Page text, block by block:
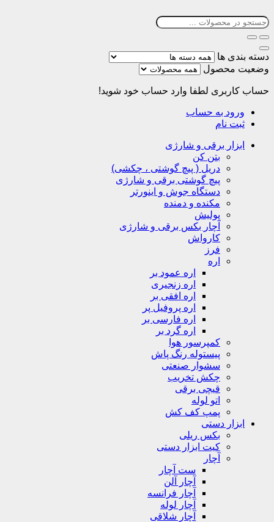
دسته بندی ها
وضعیت محصول
حساب کاربری لطفا وارد حساب خود شوید!
ورود به حساب
ثبت نام
ابزار برقی و شارژی
بتن کن
دریل ( پیچ گوشتی ، چکشی)
پیچ گوشتی برقی و شارژی
دستگاه جوش و اینورتر
مکنده و دمنده
پولیش
آچار بکس برقی و شارژی
کارواش
فرز
اره
اره عمود بر
اره زنجیری
اره افقی بر
اره پروفیل پر
اره فارسی بر
اره گرد بر
کمپرسور هوا
پیستوله رنگ پاش
سشوار صنعتی
چکش تخریب
قیچی برقی
اتو لوله
پمپ کف کش
ابزار دستی
بکس ریلی
کیت ابزار دستی
آچار
ست آچار
آچار آلن
آچار فرانسه
آچار لوله
آچار شلاقی